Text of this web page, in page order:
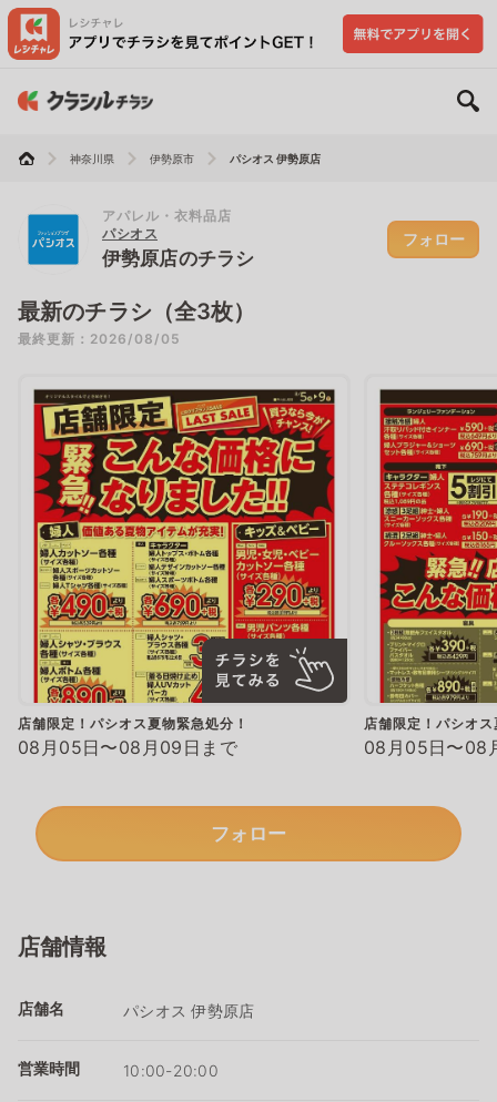
神奈川県 伊勢原市 パシオス 伊勢原店
アパレル・衣料品店
パシオス
伊勢原店のチラシ
フォロー
最新のチラシ（全3枚）
最終更新：2026/08/05
店舗限定！パシオス夏物緊急処分！
08月05日〜08月09日まで
店舗限定！パシオ
08月05日〜08
フォロー
店舗情報
店舗名 パシオス 伊勢原店
営業時間 10:00-20:00